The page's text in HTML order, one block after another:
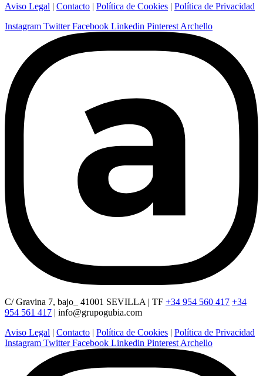
Aviso Legal | Contacto | Política de Cookies | Política de Privacidad
Instagram Twitter Facebook Linkedin Pinterest Archello
C/ Gravina 7, bajo_ 41001 SEVILLA | TF +34 954 560 417 +34
954 561 417 | info@grupogubia.com
Aviso Legal | Contacto | Política de Cookies | Política de Privacidad
Instagram Twitter Facebook Linkedin Pinterest Archello